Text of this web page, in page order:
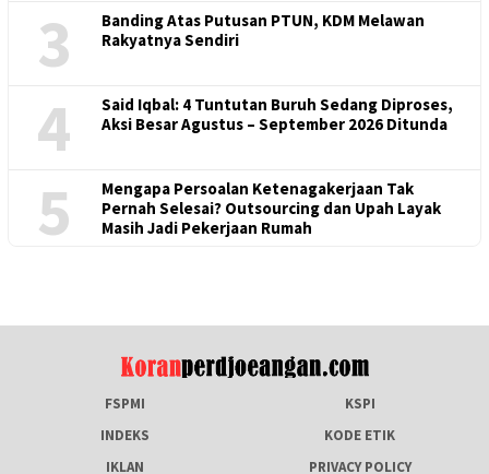
3
Banding Atas Putusan PTUN, KDM Melawan
Rakyatnya Sendiri
4
Said Iqbal: 4 Tuntutan Buruh Sedang Diproses,
Aksi Besar Agustus – September 2026 Ditunda
5
Mengapa Persoalan Ketenagakerjaan Tak
Pernah Selesai? Outsourcing dan Upah Layak
Masih Jadi Pekerjaan Rumah
FSPMI
KSPI
INDEKS
KODE ETIK
IKLAN
PRIVACY POLICY